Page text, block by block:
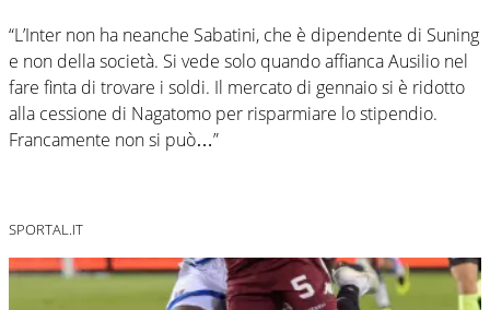
“L’Inter non ha neanche Sabatini, che è dipendente di Suning
e non della società. Si vede solo quando affianca Ausilio nel
fare finta di trovare i soldi. Il mercato di gennaio si è ridotto
alla cessione di Nagatomo per risparmiare lo stipendio.
Francamente non si può…”
SPORTAL.IT